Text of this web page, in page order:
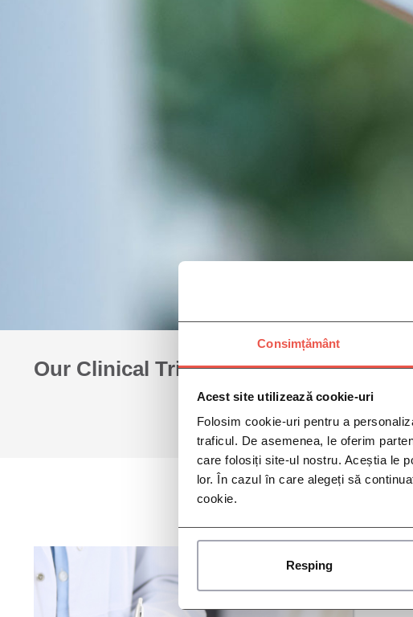
Consimțământ
Acest site utilizează cookie-uri
Folosim cookie-uri pentru a
traficul. De asemenea, le oferim
care folosiți site-ul nostru. Aceștia le
lor. În cazul în care alegeți să
cookie.
Resping
Our Clinical Trials